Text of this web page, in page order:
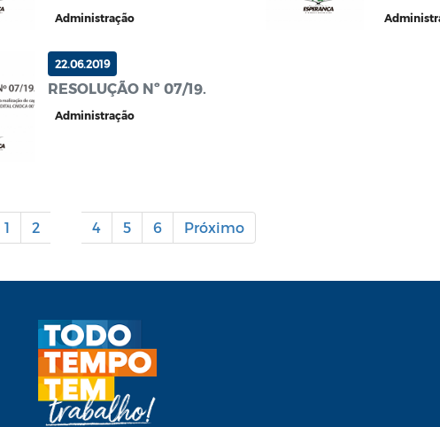
013/2019 MOTORISTA
Administração
013/
22.06.2019
RESOLUÇÃO Nº 07/19.
Administração
1 2 4 5 6 Próximo